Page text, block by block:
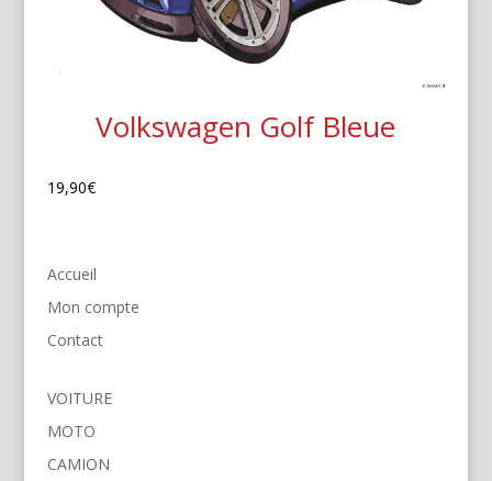
Volkswagen Golf Bleue
19,90€
Accueil
Mon compte
Contact
VOITURE
MOTO
CAMION